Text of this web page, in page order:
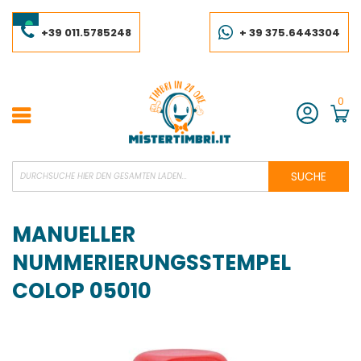
to
Content+39 011.5785248 + 39 375.6443304
Konto
0
SUCHE
MANUELLER
NUMMERIERUNGSSTEMPEL
COLOP 05010